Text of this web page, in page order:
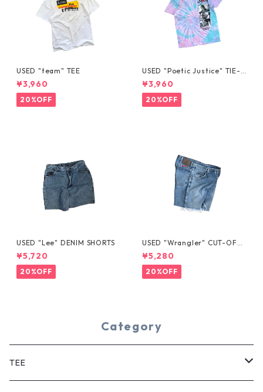
USED "team" TEE
¥3,960
20%OFF
USED "Poetic Justice" TIE-D
YE TEE
¥3,960
20%OFF
USED "Lee" DENIM SHORTS
¥5,720
20%OFF
USED "Wrangler" CUT-OFF
DENIM SHORTS
¥5,280
20%OFF
Category
TEE